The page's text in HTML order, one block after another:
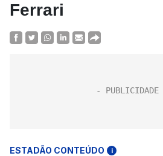
Ferrari
ESTADÃO CONTEÚDO i